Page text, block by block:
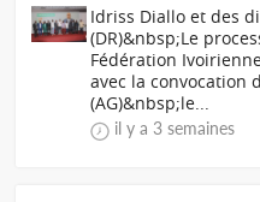
Idriss Diallo et des
(DR)&nbsp;Le
Fédération
avec la convocation
(AG)&nbsp;le...
il y a 3 semaines